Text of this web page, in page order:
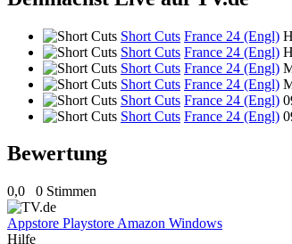
Short Cuts France 24 (Engl)
Short Cuts France 24 (Engl)
Short Cuts France 24 (Engl)
Short Cuts France 24 (Engl)
Short Cuts France 24 (Engl)
Short Cuts France 24 (Engl)
Bewertung
0,0 0 Stimmen
Appstore Playstore Amazon Windows
Hilfe